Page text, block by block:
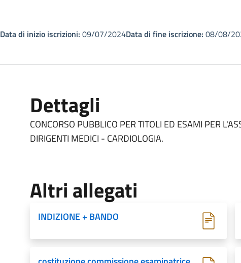
Data di inizio iscrizioni: 09/07/2024Data di fine iscrizione: 08/08/
Dettagli
CONCORSO PUBBLICO PER TITOLI ED ESAMI PER
DIRIGENTI MEDICI - CARDIOLOGIA.
Altri allegati
INDIZIONE + BANDO